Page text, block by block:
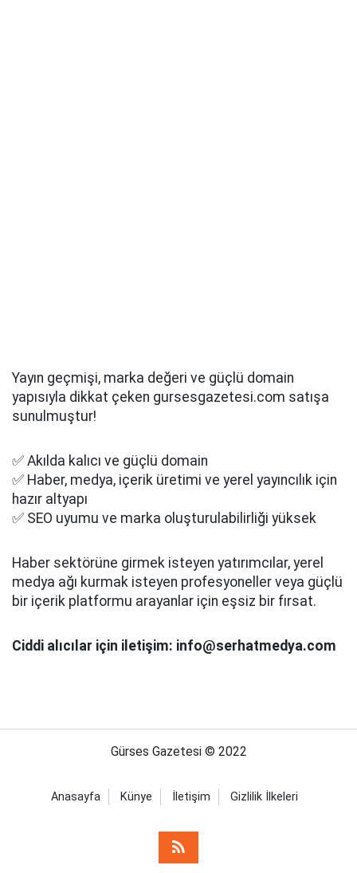
Yayın geçmişi, marka değeri ve güçlü domain
yapısıyla dikkat çeken gursesgazetesi.com satışa
sunulmuştur!
✅ Akılda kalıcı ve güçlü domain
✅ Haber, medya, içerik üretimi ve yerel yayıncılık için
hazır altyapı
✅ SEO uyumu ve marka oluşturulabilirliği yüksek
Haber sektörüne girmek isteyen yatırımcılar, yerel
medya ağı kurmak isteyen profesyoneller veya güçlü
bir içerik platformu arayanlar için eşsiz bir fırsat.
Ciddi alıcılar için iletişim: info@serhatmedya.com
Gürses Gazetesi © 2022
Anasayfa Künye İletişim Gizlilik İlkeleri